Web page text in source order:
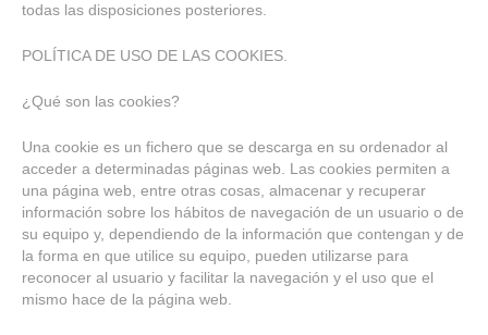
todas las disposiciones posteriores.
POLÍTICA DE USO DE LAS COOKIES.
¿Qué son las cookies?
Una cookie es un fichero que se descarga en su ordenador al
acceder a determinadas páginas web. Las cookies permiten a
una página web, entre otras cosas, almacenar y recuperar
información sobre los hábitos de navegación de un usuario o de
su equipo y, dependiendo de la información que contengan y de
la forma en que utilice su equipo, pueden utilizarse para
reconocer al usuario y facilitar la navegación y el uso que el
mismo hace de la página web.